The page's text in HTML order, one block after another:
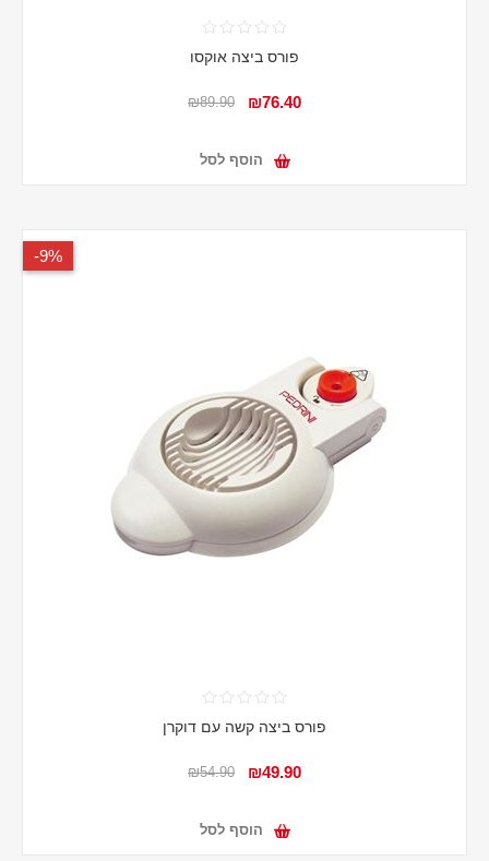
פורס ביצה אוקסו
₪76.40
₪89.90
הוסף לסל
9%-
פורס ביצה קשה עם דוקרן
₪49.90
₪54.90
הוסף לסל